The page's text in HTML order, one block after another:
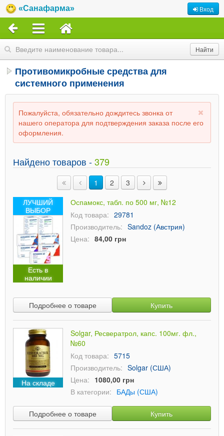
«Санафарма» Вход
Противомикробные средства для
системного применения
Пожалуйста, обязательно дождитесь звонка от
нашего оператора для подтверждения заказа после его
оформления.
Найдено товаров -379
1 2
3
ЛУЧШИЙ
ВЫБОР
Есть в
наличии
Оспамокс, табл. по 500 мг, №12
Код товара: 29781
Производитель: Sandoz (Австрия)
Цена: 84,00 грн
Подробнее о товаре Купить
На складе
Solgar, Ресвератрол, капс. 100мг. фл.,
№60
Код товара: 5715
Производитель: Solgar (США)
Цена: 1080,00 грн
В категории: БАДы (США)
Подробнее о товаре Купить